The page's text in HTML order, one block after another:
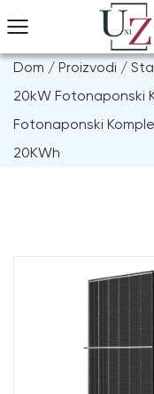
Dom / Proizvodi /
20kW Fotonaponski
Fotonaponski
20KWh